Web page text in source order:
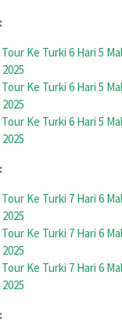
Ke Turki 6 Hari 5
Ke Turki 6 Hari 5
Ke Turki 6 Hari 5
Ke Turki 7 Hari 6
Ke Turki 7 Hari 6
Ke Turki 7 Hari 6